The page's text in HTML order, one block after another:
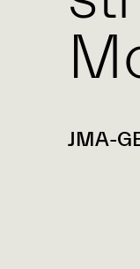
JMA-